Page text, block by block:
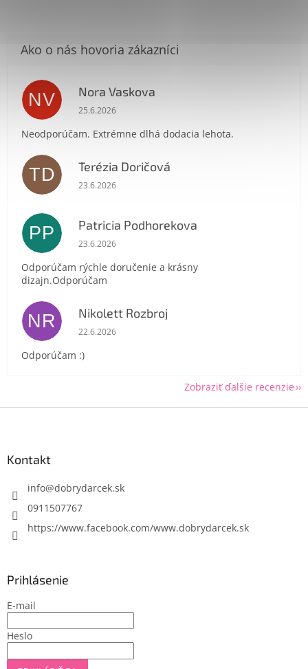
NV Nora Vaskova
Hodnotenie obchodu je 1 z 5 hviezdičiek.
25.6.2026
Neodporúčam. Extrémne dlhá dodacia lehota.
TD Terézia Doričová
Hodnotenie obchodu je 5 z 5 hviezdičiek.
23.6.2026
PP Patricia Podhorekova
Hodnotenie obchodu je 5 z 5 hviezdičiek.
23.6.2026
Odporúčam rýchle doručenie a krásny
dizajn.Odporúčam
NR Nikolett Rozbroj
Hodnotenie obchodu je 5 z 5 hviezdičiek.
22.6.2026
Odporúčam :)
Zobraziť ďalšie recenzie
Kontakt
info@dobrydarcek.sk
0911507767
https://www.facebook.com/www.dobrydarcek.sk
Prihlásenie
E-mail
Heslo